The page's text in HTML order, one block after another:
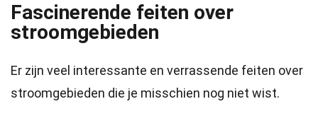
Fascinerende feiten over
stroomgebieden
Er zijn veel interessante en verrassende feiten over
stroomgebieden die je misschien nog niet wist.